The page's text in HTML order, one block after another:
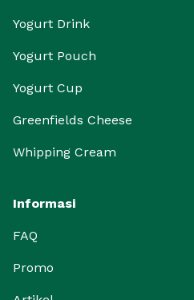
Yogurt Drink
Yogurt Pouch
Yogurt Cup
Greenfields Cheese
Whipping Cream
Informasi
FAQ
Promo